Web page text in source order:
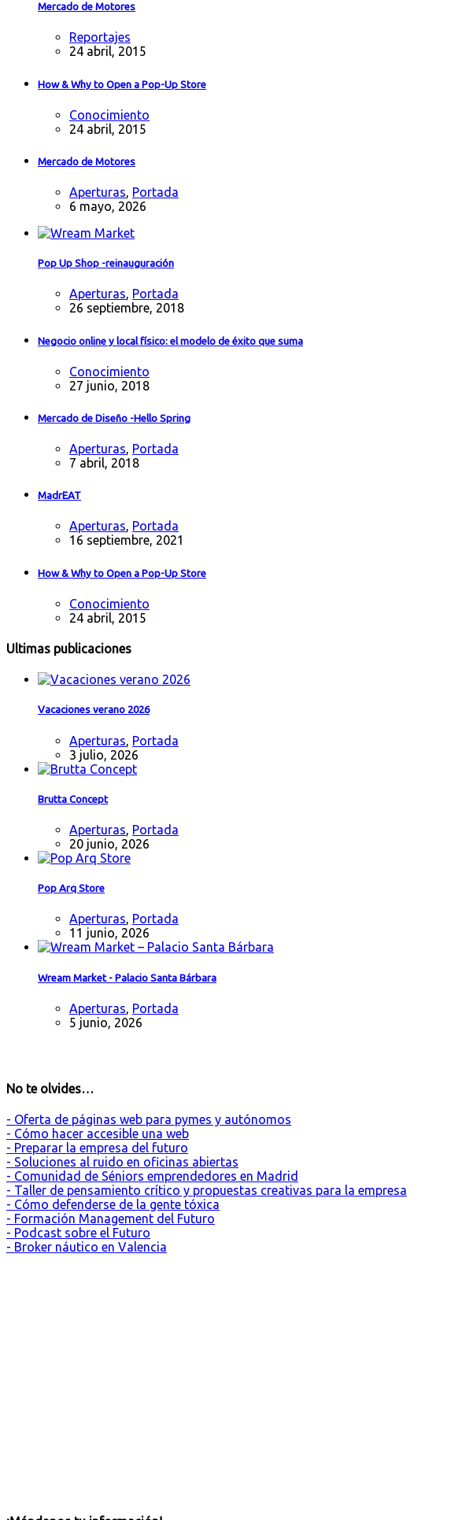
Mercado de Motores
Reportajes
24 abril, 2015
How & Why to Open a Pop-Up Store
Conocimiento
24 abril, 2015
Mercado de Motores
Aperturas, Portada
6 mayo, 2026
Pop Up Shop -reinauguración
Aperturas, Portada
26 septiembre, 2018
Negocio online y local físico: el modelo de éxito que suma
Conocimiento
27 junio, 2018
Mercado de Diseño -Hello Spring
Aperturas, Portada
7 abril, 2018
MadrEAT
Aperturas, Portada
16 septiembre, 2021
How & Why to Open a Pop-Up Store
Conocimiento
24 abril, 2015
Ultimas publicaciones
Vacaciones verano 2026
Aperturas, Portada
3 julio, 2026
Brutta Concept
Aperturas, Portada
20 junio, 2026
Pop Arq Store
Aperturas, Portada
11 junio, 2026
Wream Market - Palacio Santa Bárbara
Aperturas, Portada
5 junio, 2026
No te olvides…
- Oferta de páginas web para pymes y autónomos
- Cómo hacer accesible una web
- Preparar la empresa del futuro
- Soluciones al ruido en oficinas abiertas
- Comunidad de Séniors emprendedores en Madrid
- Taller de pensamiento crítico y propuestas creativas para la empresa
- Cómo defenderse de la gente tóxica
- Formación Management del Futuro
- Podcast sobre el Futuro
- Broker náutico en Valencia